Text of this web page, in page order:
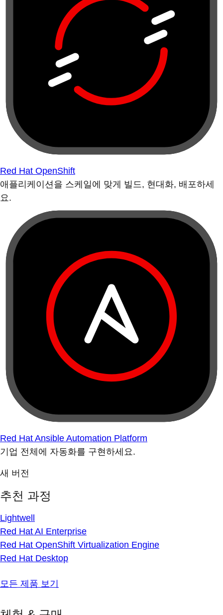
Red Hat OpenShift
애플리케이션을 스케일에 맞게 빌드, 현대화, 배포하세
요.
Red Hat Ansible Automation Platform
기업 전체에 자동화를 구현하세요.
새 버전
추천 과정
Lightwell
Red Hat AI Enterprise
Red Hat OpenShift Virtualization Engine
Red Hat Desktop
모든 제품 보기